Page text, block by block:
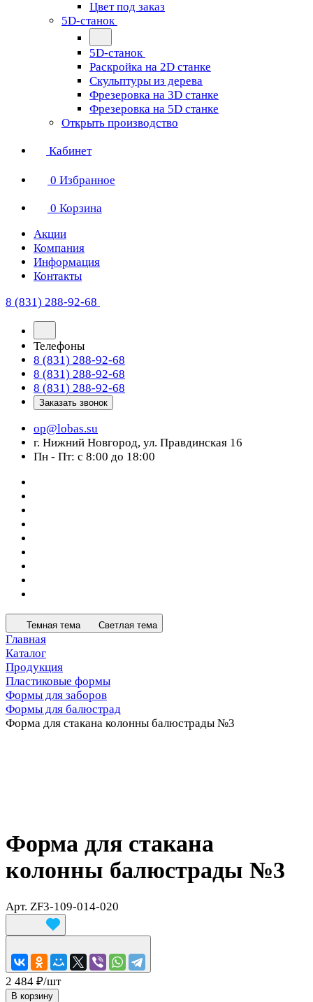
Цвет под заказ
5D-станок
5D-станок
Раскройка на 2D станке
Скульптуры из дерева
Фрезеровка на 3D станке
Фрезеровка на 5D станке
Открыть производство
Кабинет
0 Избранное
0 Корзина
Акции
Компания
Информация
Контакты
8 (831) 288-92-68
Телефоны
8 (831) 288-92-68
8 (831) 288-92-68
8 (831) 288-92-68
Заказать звонок
op@lobas.su
г. Нижний Новгород, ул. Правдинская 16
Пн - Пт: с 8:00 до 18:00
Темная тема Светлая тема
Главная
Каталог
Продукция
Пластиковые формы
Формы для заборов
Формы для балюстрад
Форма для стакана колонны балюстрады №3
Форма для стакана
колонны балюстрады №3
Арт. ZF3-109-014-020
2 484 ₽/шт
В корзину